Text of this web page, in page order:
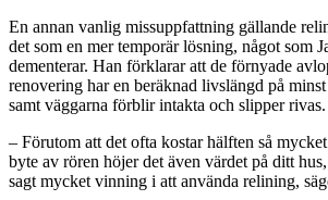
En annan vanlig missuppfattning gällande
det som en mer temporär lösning, något som
dementerar. Han förklarar att de förnyade
renovering har en beräknad livslängd på
samt väggarna förblir intakta och slipper rivas.
– Förutom att det ofta kostar hälften så
byte av rören höjer det även värdet på ditt
sagt mycket vinning i att använda relining,